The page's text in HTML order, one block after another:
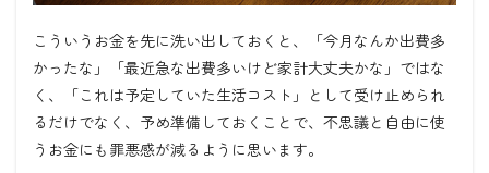
こういうお金を先に洗い出しておくと、「今月なんか出費多
かったな」「最近急な出費多いけど家計大丈夫かな」ではな
く、「これは予定していた生活コスト」として受け止められ
るだけでなく、予め準備しておくことで、不思議と自由に使
うお金にも罪悪感が減るように思います。